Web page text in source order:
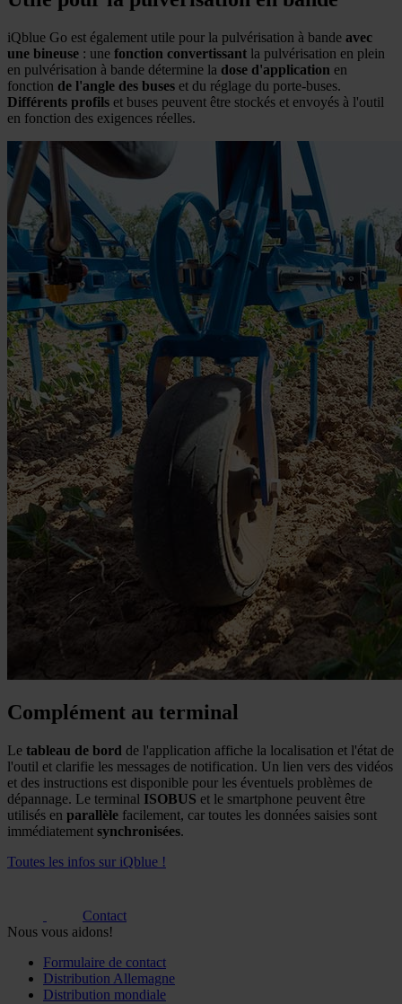
iQblue Go est également utile pour la pulvérisation à bande avec
une bineuse : une fonction convertissant la pulvérisation en plein
en pulvérisation à bande détermine la dose d'application en
fonction de l'angle des buses et du réglage du porte-buses.
Différents profils et buses peuvent être stockés et envoyés à l'outil
en fonction des exigences réelles.
Complément au terminal
Le tableau de bord de l'application affiche la localisation et l'état de
l'outil et clarifie les messages de notification. Un lien vers des vidéos
et des instructions est disponible pour les éventuels problèmes de
dépannage. Le terminal ISOBUS et le smartphone peuvent être
utilisés en parallèle facilement, car toutes les données saisies sont
immédiatement synchronisées.
Toutes les infos sur iQblue !
Contact
Nous vous aidons!
Formulaire de contact
Distribution Allemagne
Distribution mondiale